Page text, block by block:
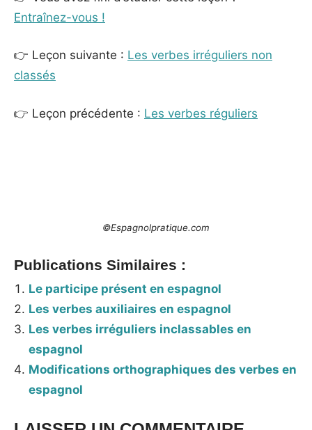
Entraînez-vous !
👉 Leçon suivante : Les verbes irréguliers non
classés
👉 Leçon précédente : Les verbes réguliers
©Espagnolpratique.com
Publications Similaires :
Le participe présent en espagnol
Les verbes auxiliaires en espagnol
Les verbes irréguliers inclassables en
espagnol
Modifications orthographiques des verbes en
espagnol